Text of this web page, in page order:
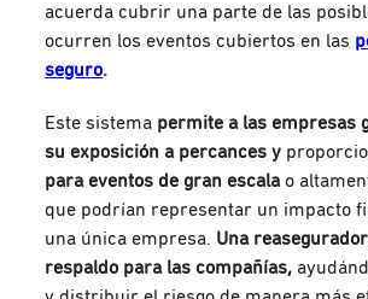
acuerda cubrir una parte de las
ocurren los eventos cubiertos en las
seguro.
Este sistema permite a las empresas
su exposición a percances y
para eventos de gran escala o
que podrían representar un impacto
una única empresa. Una
respaldo para las compañías,